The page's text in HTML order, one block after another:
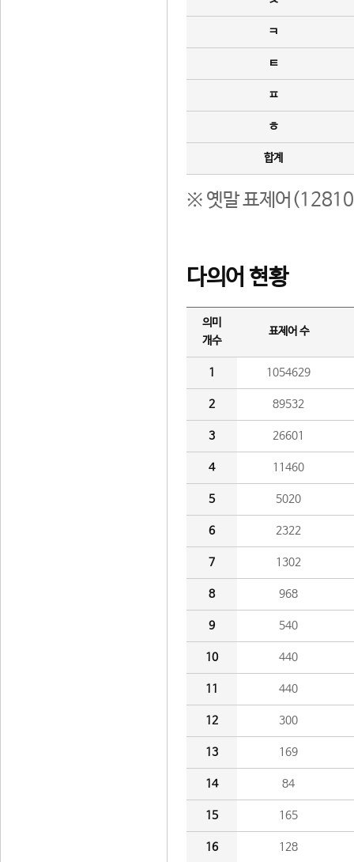
ㅋ
ㅌ
ㅍ
ㅎ
합계
※ 옛말 표제어(12810
다의어 현황
의미
개수
표제어 수
1 1054629
2 89532
3 26601
4 11460
5 5020
6 2322
7 1302
8 968
9 540
10 440
11 440
12 300
13 169
14 84
15 165
16 128